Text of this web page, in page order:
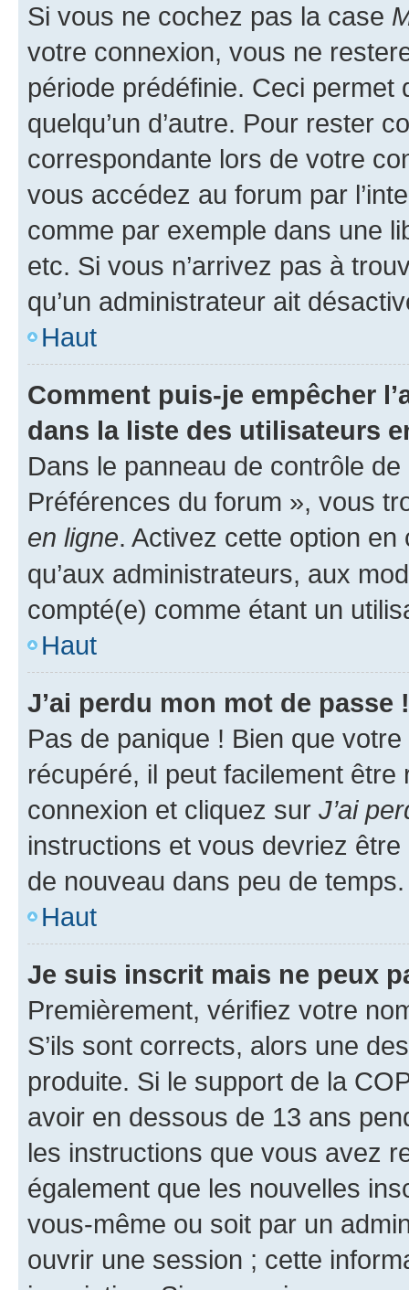
Si vous ne cochez pas la case
votre connexion, vous ne
période prédéfinie. Ceci permet
quelqu’un d’autre. Pour rester
correspondante lors de votre
vous accédez au forum par
comme par exemple dans une
etc. Si vous n’arrivez pas à
qu’un administrateur ait
Haut
Comment puis-je empêcher
dans la liste des utilisateurs
Dans le panneau de contrôle
Préférences du forum », vous
en ligne. Activez cette option
qu’aux administrateurs, aux
compté(e) comme étant un
Haut
J’ai perdu mon mot de passe !
Pas de panique ! Bien que
récupéré, il peut facilement
connexion et cliquez sur J’ai
instructions et vous devriez
de nouveau dans peu de temps.
Haut
Je suis inscrit mais ne peux
Premièrement, vérifiez votre
S’ils sont corrects, alors une
produite. Si le support de la
avoir en dessous de 13 ans
les instructions que vous avez
également que les nouvelles
vous-même ou soit par un
ouvrir une session ; cette